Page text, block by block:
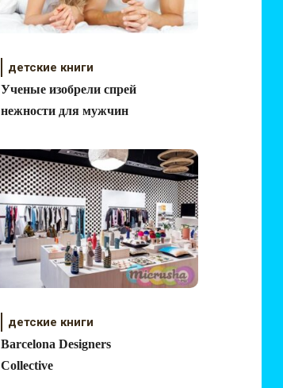
детские книги
Ученые изобрели спрей
нежности для мужчин
детские книги
Barcelona Designers
Collective